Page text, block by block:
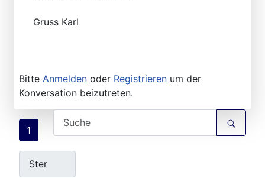
Gruss Karl
Bitte Anmelden oder Registrieren um der
Konversation beizutreten.
1